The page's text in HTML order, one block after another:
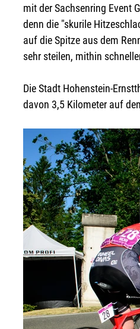
mit der Sachsenring Event
denn die "skurile
auf die Spitze aus dem
sehr steilen, mithin
Die Stadt Hohenstein-
davon 3,5 Kilometer auf